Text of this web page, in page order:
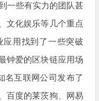
一些有实力的团队甚
文化娱乐等几个重点
用找到了一些突破
钟爱的区块链应用场
名互联网公司发布了
百度的莱茨狗、网易